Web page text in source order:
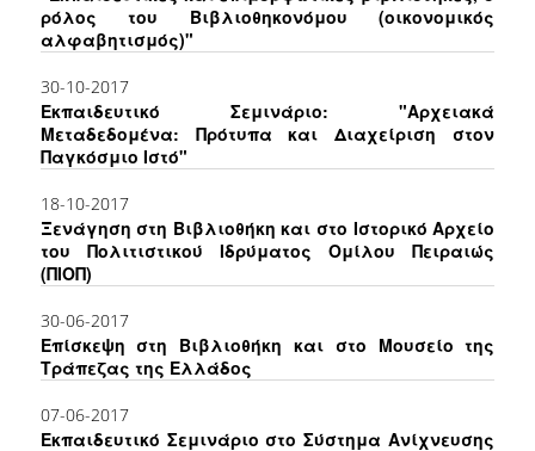
ΕΡΓΑ ΑΝΑΠΤΥΞΗΣ
ΕΝΤΥΠΕΣ ΣΥΛΛΟΓΕΣ
ΚΕΝΤΡΑ ΤΕΚΜΗΡΙΩΣΗΣ
Κ.Ε.Τ
ΟΟΣΑ
Π.Ο.Τ
ΥΠΗΡΕΣΙΕΣ
ρόλος του Βιβλιοθηκονόμου (οικονομικός
αλφαβητισμός)"
30-10-2017
Εκπαιδευτικό Σεμινάριο: "Αρχειακά
Μεταδεδομένα: Πρότυπα και Διαχείριση στον
Παγκόσμιο Ιστό"
18-10-2017
Ξενάγηση στη Βιβλιοθήκη και στο Ιστορικό Αρχείο
του Πολιτιστικού Ιδρύματος Ομίλου Πειραιώς
(ΠΙΟΠ)
30-06-2017
Επίσκεψη στη Βιβλιοθήκη και στο Μουσείο της
Τράπεζας της Ελλάδος
07-06-2017
Εκπαιδευτικό Σεμινάριο στο Σύστημα Ανίχνευσης